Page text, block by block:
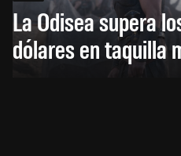
La Odisea supera
dólares en taquilla